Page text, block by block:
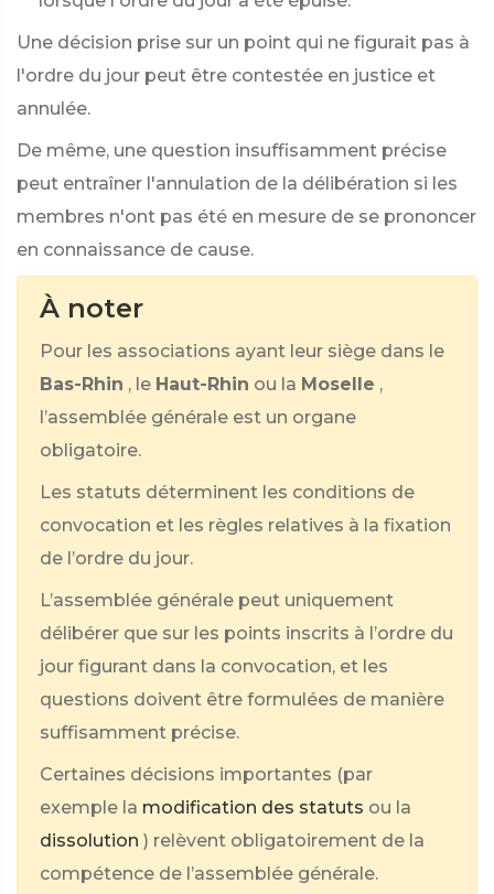
Une décision prise sur un point qui ne figurait pas à
l'ordre du jour peut être contestée en justice et
annulée.
De même, une question insuffisamment précise
peut entraîner l'annulation de la délibération si les
membres n'ont pas été en mesure de se prononcer
en connaissance de cause.
À noter
Pour les associations ayant leur siège dans le
Bas-Rhin , le Haut-Rhin ou la Moselle ,
l’assemblée générale est un organe
obligatoire.
Les statuts déterminent les conditions de
convocation et les règles relatives à la fixation
de l’ordre du jour.
L’assemblée générale peut uniquement
délibérer que sur les points inscrits à l’ordre du
jour figurant dans la convocation, et les
questions doivent être formulées de manière
suffisamment précise.
Certaines décisions importantes (par
exemple la modification des statuts ou la
dissolution ) relèvent obligatoirement de la
compétence de l’assemblée générale.